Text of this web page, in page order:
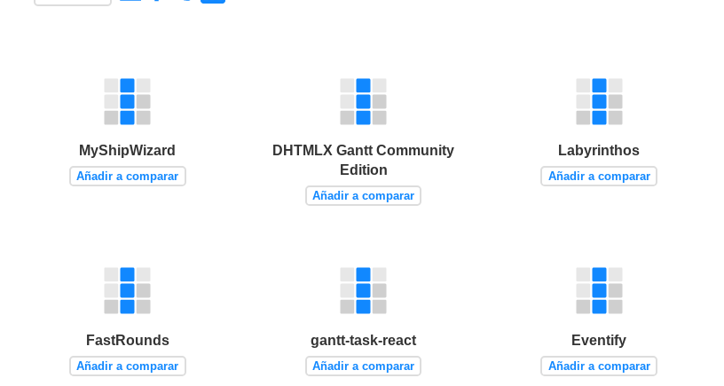
MyShipWizard
Añadir a comparar
DHTMLX Gantt Community
Edition
Añadir a comparar
Labyrinthos
Añadir a comparar
FastRounds
Añadir a comparar
gantt-task-react
Añadir a comparar
Eventify
Añadir a comparar